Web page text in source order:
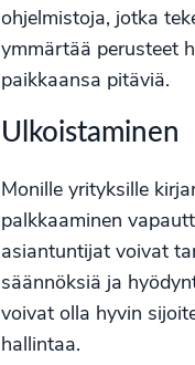
ohjelmistoja, jotka
ymmärtää perusteet
paikkaansa pitäviä.
Ulkoistaminen
Monille yrityksille
palkkaaminen
asiantuntijat voivat
säännöksiä ja
voivat olla hyvin
hallintaa.